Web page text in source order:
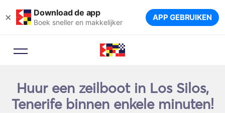
× Download de app
Boek sneller en makkelijker APP GEBRUIKEN
Huur een zeilboot in Los Silos,
Tenerife binnen enkele minuten!